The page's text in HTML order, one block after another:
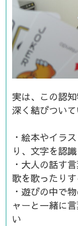
実は、この認
深く結
例
・絵本やイラ
り、文字を認
・大人の話す
歌を歌ったり
・遊びの中で
ャーと一緒に
い